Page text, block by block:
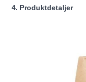
4. Produktdetaljer